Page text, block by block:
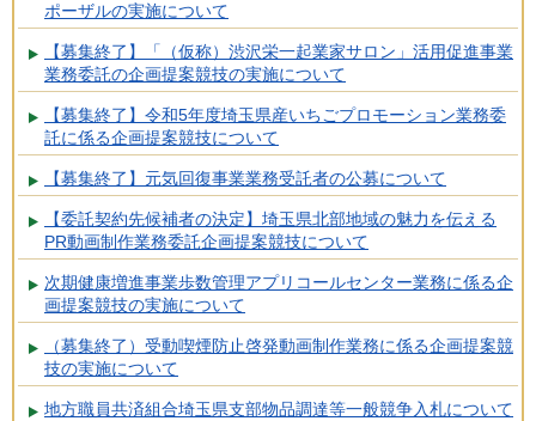
ポーザルの実施について
【募集終了】「（仮称）渋沢栄一起業家サロン」活用促進事業
業務委託の企画提案競技の実施について
【募集終了】令和5年度埼玉県産いちごプロモーション業務委
託に係る企画提案競技について
【募集終了】元気回復事業業務受託者の公募について
【委託契約先候補者の決定】埼玉県北部地域の魅力を伝える
PR動画制作業務委託企画提案競技について
次期健康増進事業歩数管理アプリコールセンター業務に係る企
画提案競技の実施について
（募集終了）受動喫煙防止啓発動画制作業務に係る企画提案競
技の実施について
地方職員共済組合埼玉県支部物品調達等一般競争入札について